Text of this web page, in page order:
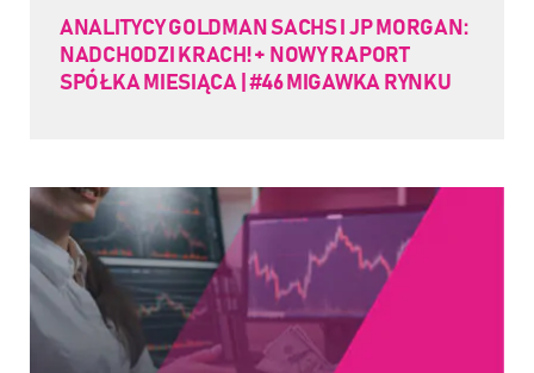
ANALITYCY GOLDMAN SACHS I JP MORGAN:
NADCHODZI KRACH! + NOWY RAPORT
SPÓŁKA MIESIĄCA | #46 MIGAWKA RYNKU